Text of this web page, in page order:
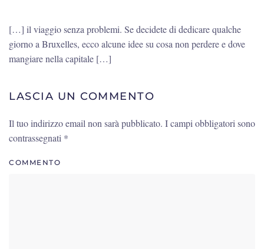
[…] il viaggio senza problemi. Se decidete di dedicare qualche
giorno a Bruxelles, ecco alcune idee su cosa non perdere e dove
mangiare nella capitale […]
LASCIA UN COMMENTO
Il tuo indirizzo email non sarà pubblicato. I campi obbligatori sono
contrassegnati *
COMMENTO